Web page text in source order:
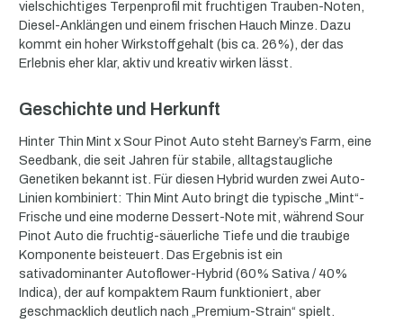
vielschichtiges Terpenprofil mit fruchtigen Trauben-Noten,
Diesel-Anklängen und einem frischen Hauch Minze. Dazu
kommt ein hoher Wirkstoffgehalt (bis ca. 26%), der das
Erlebnis eher klar, aktiv und kreativ wirken lässt.
Geschichte und Herkunft
Hinter Thin Mint x Sour Pinot Auto steht Barney’s Farm, eine
Seedbank, die seit Jahren für stabile, alltagstaugliche
Genetiken bekannt ist. Für diesen Hybrid wurden zwei Auto-
Linien kombiniert: Thin Mint Auto bringt die typische „Mint“-
Frische und eine moderne Dessert-Note mit, während Sour
Pinot Auto die fruchtig-säuerliche Tiefe und die traubige
Komponente beisteuert. Das Ergebnis ist ein
sativadominanter Autoflower-Hybrid (60% Sativa / 40%
Indica), der auf kompaktem Raum funktioniert, aber
geschmacklich deutlich nach „Premium-Strain“ spielt.